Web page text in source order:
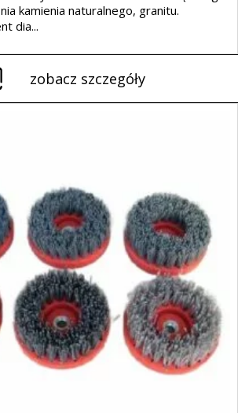
kamienia naturalnego, granitu.
dia...
zobacz szczegóły